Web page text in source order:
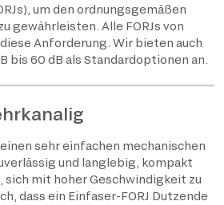
um den ordnungsgemäßen
gewährleisten. Alle FORJs von
Anforderung. Wir bieten auch
bis 60 dB als Standardoptionen an.
einen sehr einfachen mechanischen
und langlebig, kompakt
sich mit hoher Geschwindigkeit zu
dass ein Einfaser-FORJ Dutzende